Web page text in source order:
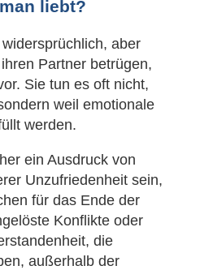
liebt?
aber
Partner betrügen,
Sie tun es oft nicht,
weil emotionale
werden.
ein Ausdruck von
Unzufriedenheit sein,
für das Ende der
Konflikte oder
die
außerhalb der